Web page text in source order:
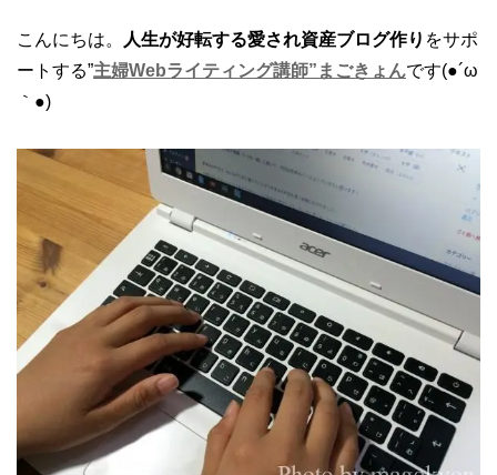
こんにちは。 人生が好転する愛され資産ブログ作り をサポ
ートする”主婦Webライティング講師”まごきょんです(●´ω
｀●)